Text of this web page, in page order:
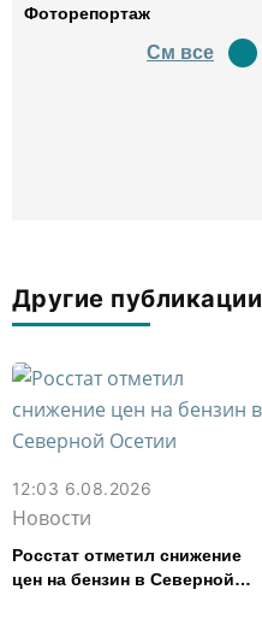
Фоторепортаж
См все
Другие публикации
12:03 6.08.2026
Новости
Росстат отметил снижение
цен на бензин в Северной